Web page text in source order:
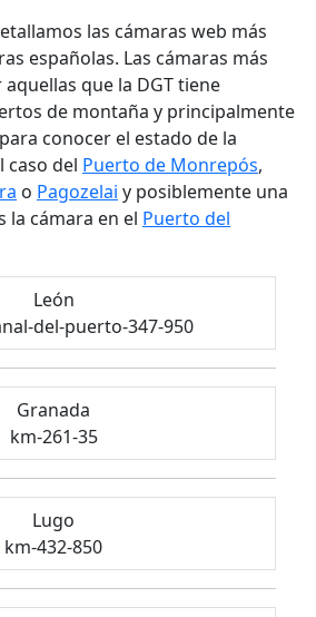
las cámaras web más
españolas. Las cámaras más
que la DGT tiene
de montaña y principalmente
conocer el estado de la
caso del Puerto de Monrepós,
o Pagozelai y posiblemente una
la cámara en el Puerto del
León
del-puerto-347-950
Granada
km-261-35
Lugo
km-432-850